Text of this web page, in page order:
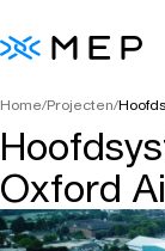
Home/Projecten/
Oxford